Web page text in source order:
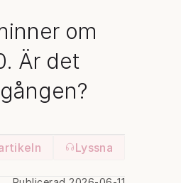
om
Är det
Lyssna